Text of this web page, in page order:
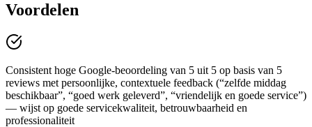
Voordelen
Consistent hoge Google-beoordeling van 5 uit 5 op basis van 5
reviews met persoonlijke, contextuele feedback (“zelfde middag
beschikbaar”, “goed werk geleverd”, “vriendelijk en goede service”)
— wijst op goede servicekwaliteit, betrouwbaarheid en
professionaliteit